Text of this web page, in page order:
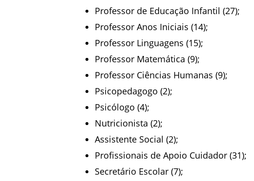
Professor de Educação Infantil (27);
Professor Anos Iniciais (14);
Professor Linguagens (15);
Professor Matemática (9);
Professor Ciências Humanas (9);
Psicopedagogo (2);
Psicólogo (4);
Nutricionista (2);
Assistente Social (2);
Profissionais de Apoio Cuidador (31);
Secretário Escolar (7);